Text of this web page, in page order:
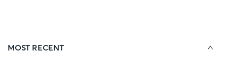
MOST RECENT